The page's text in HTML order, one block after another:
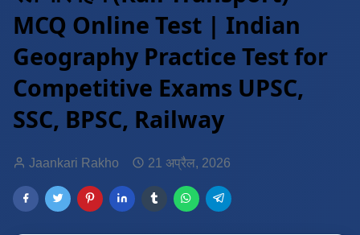
MCQ Online Test | Indian
Geography Practice Test for
Competitive Exams UPSC,
SSC, BPSC, Railway
Jaankari Rakho 21 अप्रैल, 2026